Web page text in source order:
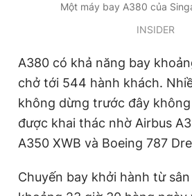
Một máy bay A380 của
INSIDER
A380 có khả năng bay
chở tới 544 hành khách.
không dừng trước đây
được khai thác nhờ Airbus
A350 XWB và Boeing 787
Chuyến bay khởi hành từ